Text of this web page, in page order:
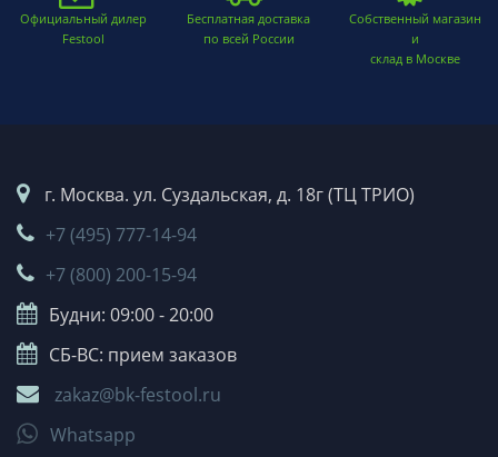
Официальный дилер
Festool
Бесплатная доставка
по всей России
Собственный магазин
и
склад в Москве
г. Москва. ул. Суздальская, д. 18г (ТЦ ТРИО)
+7 (495) 777-14-94
+7 (800) 200-15-94
Будни: 09:00 - 20:00
СБ-ВС: прием заказов
zakaz@bk-festool.ru
Whatsapp